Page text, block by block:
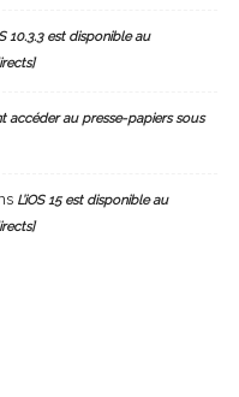
10.3.3 est disponible au
accéder au presse-papiers sous
L’iOS 15 est disponible au